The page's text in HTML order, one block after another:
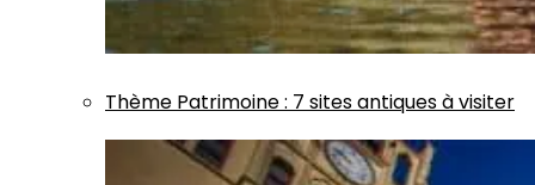
Thème Patrimoine: 7 sites antiques à visiter